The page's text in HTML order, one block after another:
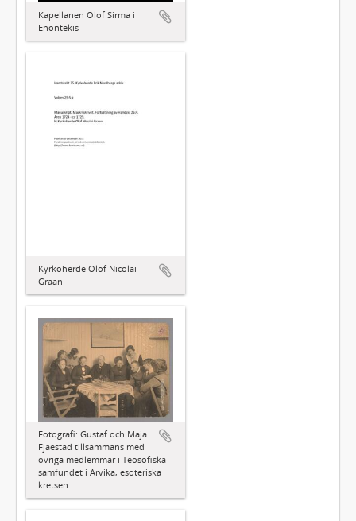
Kapellanen Olof Sirma i
Enontekis
Kyrkoherde Olof Nicolai
Graan
Fotografi: Gustaf och Maja
Fjaestad tillsammans med
övriga medlemmar i Teosofiska
samfundet i Arvika, esoteriska
kretsen